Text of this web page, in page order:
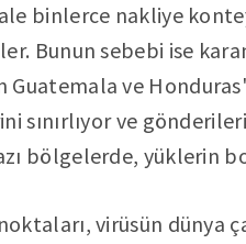
binlerce nakliye
Bunun sebebi ise
Guatemala ve
sınırlıyor ve
bölgelerde, yüklerin
virüsün dünya